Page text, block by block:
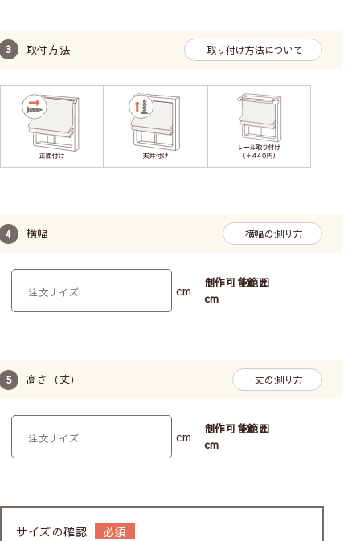
取付方法 取り付け方法について
横幅 横幅の測り方
cm
制作可能範囲
cm
高さ（丈） 丈の測り方
cm
制作可能範囲
cm
サイズの確認